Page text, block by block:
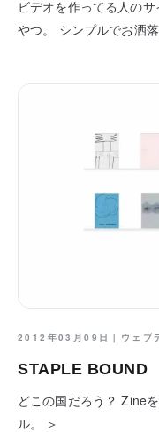
ビデオを作ってる人の
やつ。 シンプルでお洒
2012年03月09日｜ ウェブ
STAPLE BOUND
どこの国だろう？ Zine
ル。 ＞